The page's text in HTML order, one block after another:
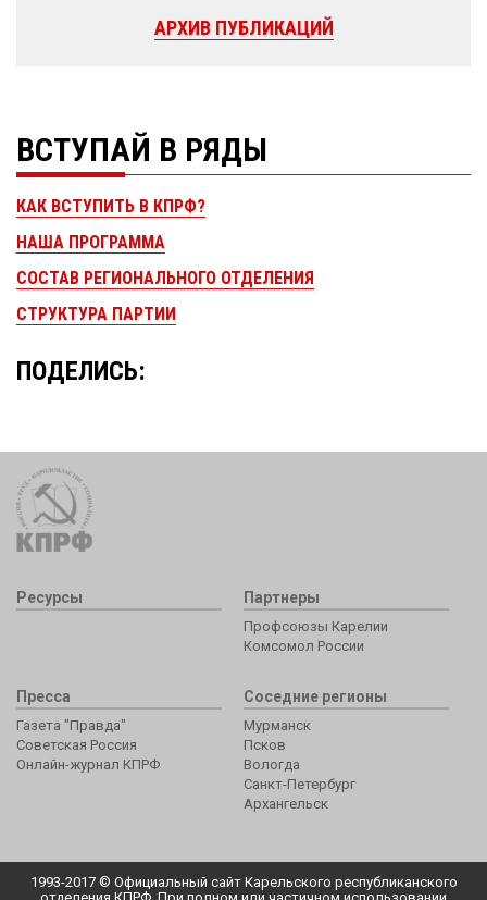
АРХИВ ПУБЛИКАЦИЙ
ВСТУПАЙ В РЯДЫ
КАК ВСТУПИТЬ В КПРФ?
НАША ПРОГРАММА
СОСТАВ РЕГИОНАЛЬНОГО ОТДЕЛЕНИЯ
СТРУКТУРА ПАРТИИ
ПОДЕЛИСЬ:
Ресурсы Партнеры
Профсоюзы Карелии
Комсомол России
Пресса
Газета "Правда"
Советская Россия
Онлайн-журнал КПРФ
Соседние регионы
Мурманск
Псков
Вологда
Санкт-Петербург
Архангельск
1993-2017 © Официальный сайт Карельского республиканского